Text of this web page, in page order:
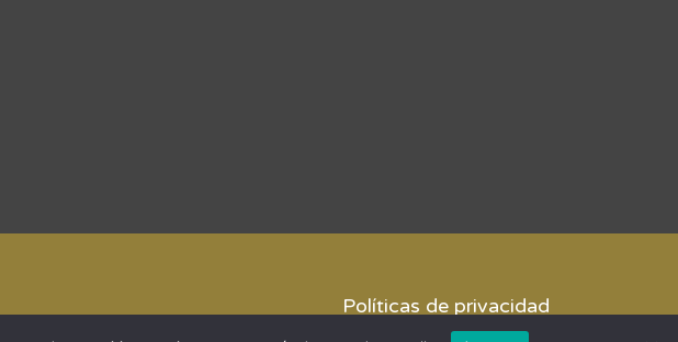
Políticas de privacidad